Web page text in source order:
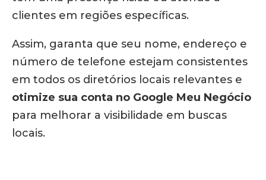
clientes em regiões específicas.
Assim, garanta que seu nome, endereço e
número de telefone estejam consistentes
em todos os diretórios locais relevantes e
otimize sua conta no Google Meu Negócio
para melhorar a visibilidade em buscas
locais.